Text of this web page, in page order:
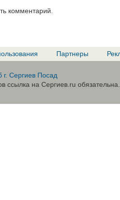
комментарий.
Партнеры
Сергиев Посад
ссылка на Сергиев.ru обязательна.